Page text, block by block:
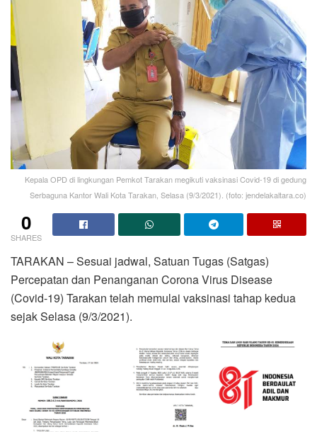
Kepala OPD di lingkungan Pemkot Tarakan megikuti vaksinasi Covid-19 di gedung
Serbaguna Kantor Wali Kota Tarakan, Selasa (9/3/2021). (foto: jendelakaltara.co)
0
SHARES
TARAKAN – Sesuai jadwal, Satuan Tugas (Satgas)
Percepatan dan Penanganan Corona Virus Disease
(Covid-19) Tarakan telah memulai vaksinasi tahap kedua
sejak Selasa (9/3/2021).